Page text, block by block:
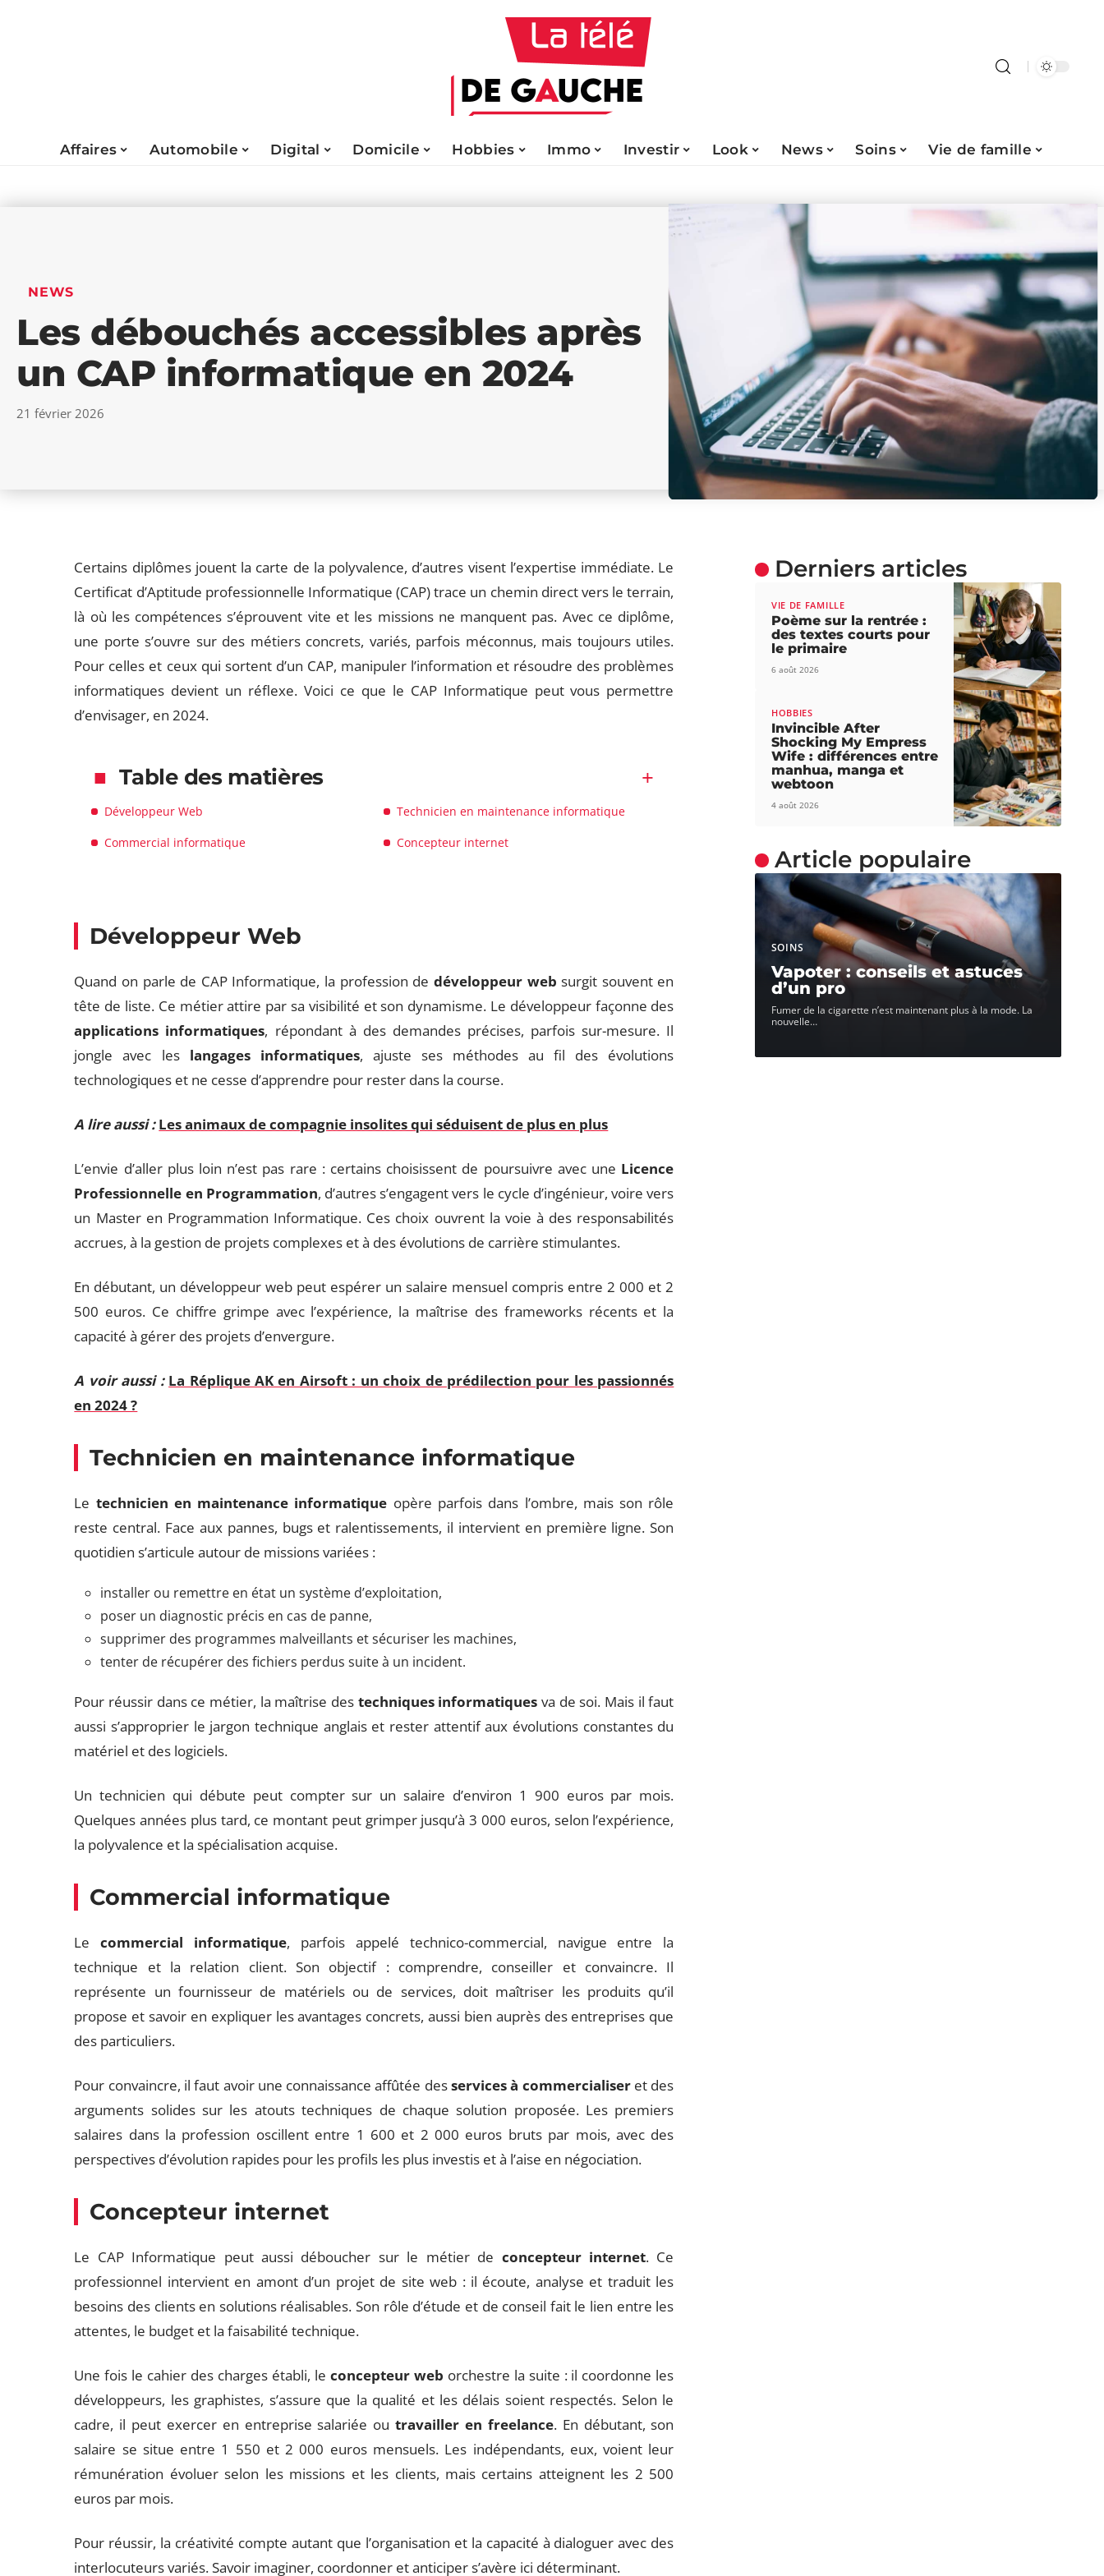
Affaires Automobile Digital Domicile Hobbies Immo Investir Look News Soins Vie de famille
NEWS
Les débouchés accessibles après
un CAP informatique en 2024
21 février 2026
Certains diplômes jouent la carte de la polyvalence, d’autres visent l’expertise immédiate. Le
Certificat d’Aptitude professionnelle Informatique (CAP) trace un chemin direct vers le terrain,
là où les compétences s’éprouvent vite et les missions ne manquent pas. Avec ce diplôme,
une porte s’ouvre sur des métiers concrets, variés, parfois méconnus, mais toujours utiles.
Pour celles et ceux qui sortent d’un CAP, manipuler l’information et résoudre des problèmes
informatiques devient un réflexe. Voici ce que le CAP Informatique peut vous permettre
d’envisager, en 2024.
Table des matières
Développeur Web
Technicien en maintenance informatique
Commercial informatique
Concepteur internet
Développeur Web
Quand on parle de CAP Informatique, la profession de développeur web surgit souvent en
tête de liste. Ce métier attire par sa visibilité et son dynamisme. Le développeur façonne des
applications informatiques, répondant à des demandes précises, parfois sur-mesure. Il
jongle avec les langages informatiques, ajuste ses méthodes au fil des évolutions
technologiques et ne cesse d’apprendre pour rester dans la course.
A lire aussi : Les animaux de compagnie insolites qui séduisent de plus en plus
L’envie d’aller plus loin n’est pas rare : certains choisissent de poursuivre avec une Licence
Professionnelle en Programmation, d’autres s’engagent vers le cycle d’ingénieur, voire vers
un Master en Programmation Informatique. Ces choix ouvrent la voie à des responsabilités
accrues, à la gestion de projets complexes et à des évolutions de carrière stimulantes.
En débutant, un développeur web peut espérer un salaire mensuel compris entre 2 000 et 2
500 euros. Ce chiffre grimpe avec l’expérience, la maîtrise des frameworks récents et la
capacité à gérer des projets d’envergure.
A voir aussi : La Réplique AK en Airsoft : un choix de prédilection pour les passionnés
en 2024 ?
Technicien en maintenance informatique
Le technicien en maintenance informatique opère parfois dans l’ombre, mais son rôle
reste central. Face aux pannes, bugs et ralentissements, il intervient en première ligne. Son
quotidien s’articule autour de missions variées :
installer ou remettre en état un système d’exploitation,
poser un diagnostic précis en cas de panne,
supprimer des programmes malveillants et sécuriser les machines,
tenter de récupérer des fichiers perdus suite à un incident.
Pour réussir dans ce métier, la maîtrise des techniques informatiques va de soi. Mais il faut
aussi s’approprier le jargon technique anglais et rester attentif aux évolutions constantes du
matériel et des logiciels.
Un technicien qui débute peut compter sur un salaire d’environ 1 900 euros par mois.
Quelques années plus tard, ce montant peut grimper jusqu’à 3 000 euros, selon l’expérience,
la polyvalence et la spécialisation acquise.
Commercial informatique
Lecommercial informatique, parfois appelé technico-commercial, navigue entre la
technique et la relation client. Son objectif : comprendre, conseiller et convaincre. Il
représente un fournisseur de matériels ou de services, doit maîtriser les produits qu’il
propose et savoir en expliquer les avantages concrets, aussi bien auprès des entreprises que
des particuliers.
Pour convaincre, il faut avoir une connaissance affûtée desservices à commercialiseret des
arguments solides sur les atouts techniques de chaque solution proposée. Les premiers
salaires dans la profession oscillent entre 1 600 et 2 000 euros bruts par mois, avec des
perspectives d’évolution rapides pour les profils les plus investis et à l’aise en négociation.
Concepteur internet
Le CAP Informatique peut aussi déboucher sur le métier de concepteur internet. Ce
professionnel intervient en amont d’un projet de site web : il écoute, analyse et traduit les
besoins des clients en solutions réalisables. Son rôle d’étude et de conseil fait le lien entre les
attentes, le budget et la faisabilité technique.
Une fois le cahier des charges établi, le concepteur web orchestre la suite : il coordonne les
développeurs, les graphistes, s’assure que la qualité et les délais soient respectés. Selon le
cadre, il peut exercer en entreprise salariée outravailler en freelance. En débutant, son
salaire se situe entre 1 550 et 2 000 euros mensuels. Les indépendants, eux, voient leur
rémunération évoluer selon les missions et les clients, mais certains atteignent les 2 500
euros par mois.
Pour réussir, la créativité compte autant que l’organisation et la capacité à dialoguer avec des
interlocuteurs variés. Savoir imaginer, coordonner et anticiper s’avère ici déterminant.
Derniers articles
VIE DE FAMILLE
Poème sur la rentrée :
des textes courts pour
le primaire
6 août 2026
HOBBIES
Invincible After
Shocking My Empress
Wife : différences entre
manhua, manga et
webtoon
4 août 2026
Article populaire
SOINS
Vapoter : conseils et astuces
d’un pro
Fumer de la cigarette n’est maintenant plus à la mode. La
nouvelle…